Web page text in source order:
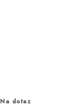
Na dotaz